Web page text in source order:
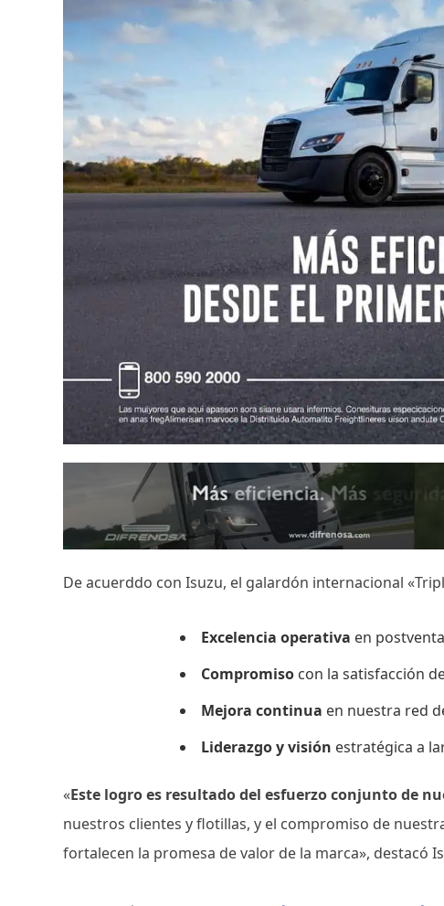
De acuerddo con Isuzu, el galardón internacional
Excelencia operativa en
Compromiso con la satisfacción
Mejora continua en nuestra red
Liderazgo y visión estratégica a
«Este logro es resultado del esfuerzo conjunto de
nuestros clientes y flotillas, y el compromiso de
fortalecen la promesa de valor de la marca», destacó